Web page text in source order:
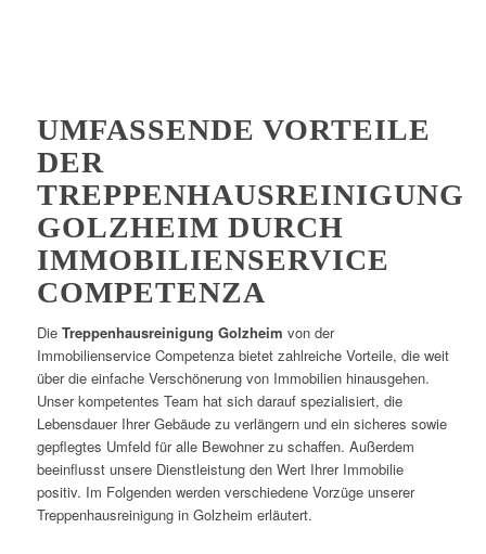
UMFASSENDE VORTEILE
DER
TREPPENHAUSREINIGUNG
GOLZHEIM DURCH
IMMOBILIENSERVICE
COMPETENZA
Die Treppenhausreinigung Golzheim von der
Immobilienservice Competenza bietet zahlreiche Vorteile, die weit
über die einfache Verschönerung von Immobilien hinausgehen.
Unser kompetentes Team hat sich darauf spezialisiert, die
Lebensdauer Ihrer Gebäude zu verlängern und ein sicheres sowie
gepflegtes Umfeld für alle Bewohner zu schaffen. Außerdem
beeinflusst unsere Dienstleistung den Wert Ihrer Immobilie
positiv. Im Folgenden werden verschiedene Vorzüge unserer
Treppenhausreinigung in Golzheim erläutert.